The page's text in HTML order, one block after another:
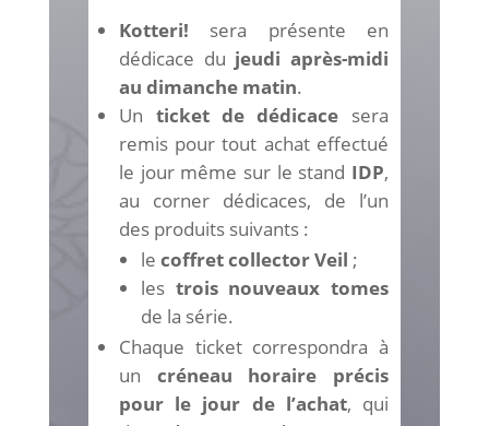
Kotteri! sera présente en
dédicace du jeudi après-midi
au dimanche matin.
Un ticket de dédicace sera
remis pour tout achat effectué
le jour même sur le stand IDP,
au corner dédicaces, de l’un
des produits suivants :
lecoffret collector Veil ;
les trois nouveaux tomes
de la série.
Chaque ticket correspondra à
un créneau horaire précis
pour le jour de l’achat, qui